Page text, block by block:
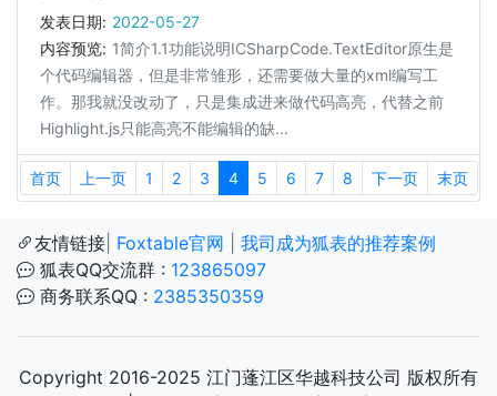
发表日期: 2022-05-27
内容预览: 1简介1.1功能说明ICSharpCode.TextEditor原生是
个代码编辑器，但是非常雏形，还需要做大量的xml编写工
作。那我就没改动了，只是集成进来做代码高亮，代替之前
Highlight.js只能高亮不能编辑的缺...
首页 上一页 1 2 3 4 5 6 7 8 下一页 末页
友情链接 Foxtable官网
我司成为狐表的推荐案例
狐表QQ交流群 : 123865097
商务联系QQ : 2385350359
Copyright 2016-2025 江门蓬江区华越科技公司 版权所有